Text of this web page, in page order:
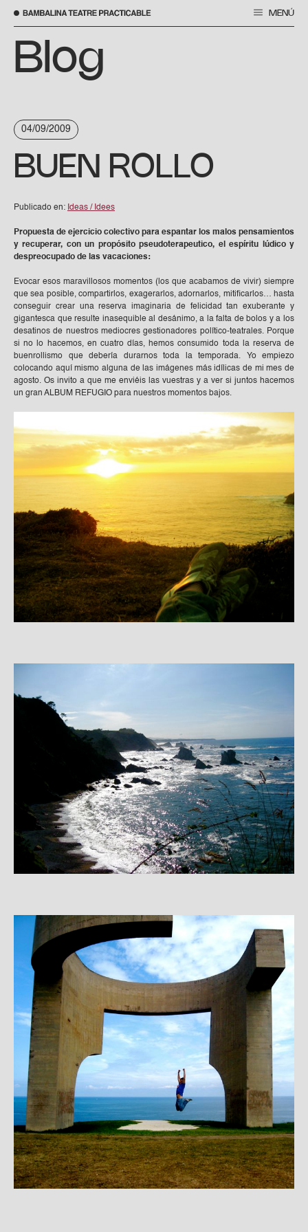
Saltar
contenido
MENÚ
Blog
04/09/2009
BUEN ROLLO
Publicado en: Ideas / Idees
Propuesta de ejercicio colectivo para espantar los malos pensamientos
y recuperar, con un propósito pseudoterapeutico, el espíritu lúdico y
despreocupado de las vacaciones:
Evocar esos maravillosos momentos (los que acabamos de vivir) siempre
que sea posible, compartirlos, exagerarlos, adornarlos, mitificarlos… hasta
conseguir crear una reserva imaginaria de felicidad tan exuberante y
gigantesca que resulte inasequible al desánimo, a la falta de bolos y a los
desatinos de nuestros mediocres gestionadores político-teatrales. Porque
si no lo hacemos, en cuatro días, hemos consumido toda la reserva de
buenrollismo que debería durarnos toda la temporada. Yo empiezo
colocando aquí mismo alguna de las imágenes más idílicas de mi mes de
agosto. Os invito a que me enviéis las vuestras y a ver si juntos hacemos
un gran ALBUM REFUGIO para nuestros momentos bajos.